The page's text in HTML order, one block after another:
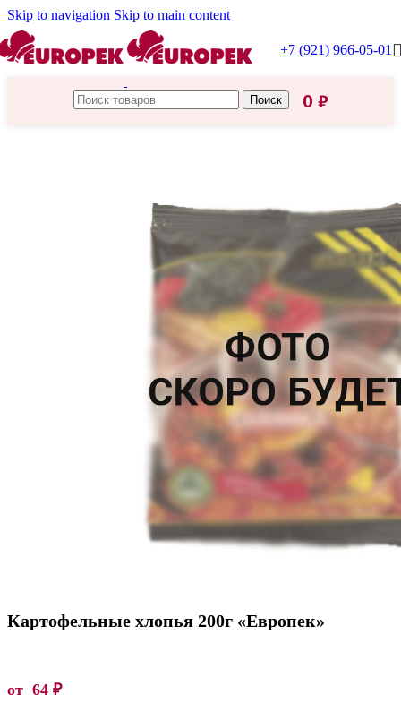
Skip to navigation Skip to main content
+7 (921) 966-05-01
Поиск 0 ₽
Картофельные хлопья 200г «Европек»
от 64 ₽